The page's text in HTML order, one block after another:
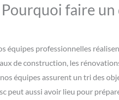
Pourquoi faire un
équipes professionnelles
de construction, les
équipes assurent un tri des
peut aussi avoir lieu pour